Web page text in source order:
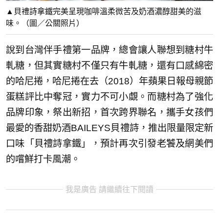
▲貝禮詩拿鐵完美呈現咖啡溫柔微苦及奶酒濃醇甜美的滋
味。（圖／公關照片）
說到台灣伴手禮第一品牌，總會讓人聯想到糖村牛
軋糖，但其實糖村不僅只有牛軋糖，還有口感綿密
的哈尼捲，哈尼捲在去（2018）年蘋果日報母親節
蛋糕評比中奪冠，實力不可小覷。而糖村為了強化
品牌印象，祭出新招，首次跨界聯名，攜手女孩們
最愛的香甜奶酒BAILEYS貝禮詩，推出限量限定新
口味「貝禮詩拿鐵」，預計再次引發老饕及網美們
的嚐鮮打卡風潮。
我是廣告 請繼續往下閱讀